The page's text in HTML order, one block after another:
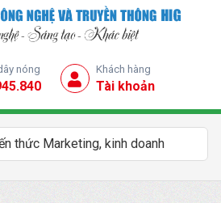
nóng Khách hàng
Tài khoản
thức Marketing, kinh doanh